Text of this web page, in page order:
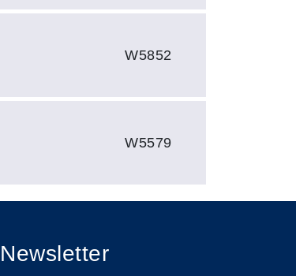
W5852
W5579
Newsletter